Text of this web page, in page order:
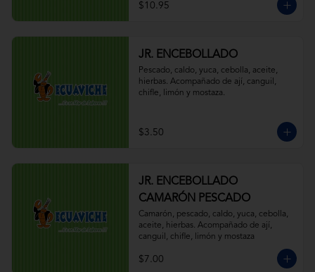
$10.95
JR. ENCEBOLLADO
Pescado, caldo, yuca, cebolla, aceite,
hierbas. Acompañado de ají, canguil,
chifle, limón y mostaza.
$3.50
JR. ENCEBOLLADO
CAMARÓN PESCADO
Camarón, pescado, caldo, yuca, cebolla,
aceite, hierbas. Acompañado de ají,
canguil, chifle, limón y mostaza
$7.00